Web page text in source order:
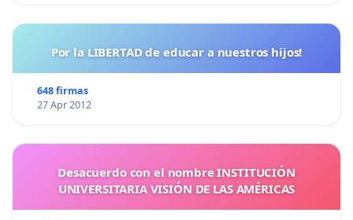
Por la LIBERTAD de educar a nuestros hijos!
648 firmas
27 Apr 2012
Desacuerdo con el nombre INSTITUCIÓN
UNIVERSITARIA VISIÓN DE LAS AMÉRICAS